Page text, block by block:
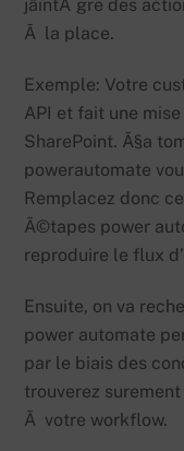
jâintÃ¨gre des
Ã la place.
Exemple: Votre
API et fait une
SharePoint. Ã§a
powerautomate
Remplacez donc
Ã©tapes power
reproduire le flux
Ensuite, on va
power automate
par le biais des
trouverez
Ã votre workflow.